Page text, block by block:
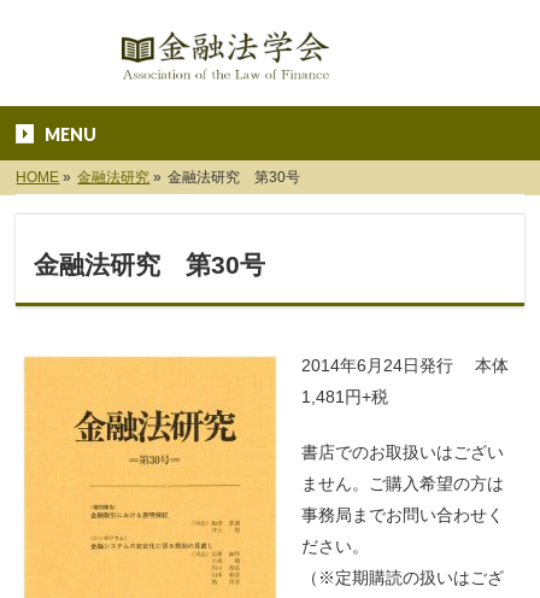
MENU
HOME » 金融法研究 » 金融法研究 第30号
金融法研究 第30号
2014年6月24日発行
本体
1,481円+税
書店でのお取扱いはござい
ません。ご購入希望の方は
事務局までお問い合わせく
ださい。
（※定期購読の扱いはござ